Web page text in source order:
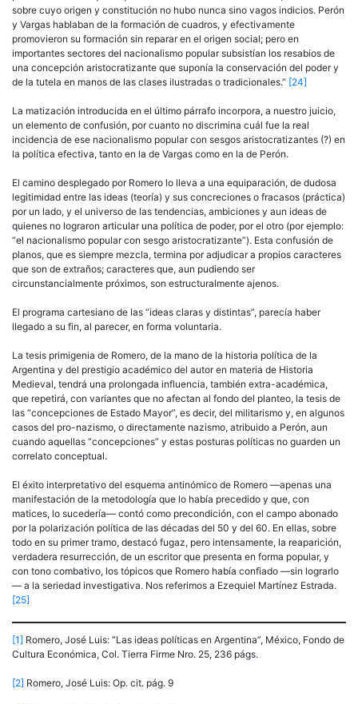
sobre cuyo origen y constitución no hubo nunca sino vagos indicios. Perón
y Vargas hablaban de la formación de cuadros, y efectivamente
promovieron su formación sin reparar en el origen social; pero en
importantes sectores del nacionalismo popular subsistían los resabios de
una concepción aristocratizante que suponía la conservación del poder y
de la tutela en manos de las clases ilustradas o tradicionales.” [24]
La matización introducida en el último párrafo incorpora, a nuestro juicio,
un elemento de confusión, por cuanto no discrimina cuál fue la real
incidencia de ese nacionalismo popular con sesgos aristocratizantes (?) en
la política efectiva, tanto en la de Vargas como en la de Perón.
El camino desplegado por Romero lo lleva a una equiparación, de dudosa
legitimidad entre las ideas (teoría) y sus concreciones o fracasos (práctica)
por un lado, y el universo de las tendencias, ambiciones y aun ideas de
quienes no lograron articular una política de poder, por el otro (por ejemplo:
“el nacionalismo popular con sesgo aristocratizante”). Esta confusión de
planos, que es siempre mezcla, termina por adjudicar a propios caracteres
que son de extraños; caracteres que, aun pudiendo ser
circunstancialmente próximos, son estructuralmente ajenos.
El programa cartesiano de las “ideas claras y distintas”, parecía haber
llegado a su fin, al parecer, en forma voluntaria.
La tesis primigenia de Romero, de la mano de la historia política de la
Argentina y del prestigio académico del autor en materia de Historia
Medieval, tendrá una prolongada influencia, también extra-académica,
que repetirá, con variantes que no afectan al fondo del planteo, la tesis de
las “concepciones de Estado Mayor”, es decir, del militarismo y, en algunos
casos del pro-nazismo, o directamente nazismo, atribuido a Perón, aun
cuando aquellas “concepciones” y estas posturas políticas no guarden un
correlato conceptual.
El éxito interpretativo del esquema antinómico de Romero —apenas una
manifestación de la metodología que lo había precedido y que, con
matices, lo sucedería— contó como precondición, con el campo abonado
por la polarización política de las décadas del 50 y del 60. En ellas, sobre
todo en su primer tramo, destacó fugaz, pero intensamente, la reaparición,
verdadera resurrección, de un escritor que presenta en forma popular, y
con tono combativo, los tópicos que Romero había confiado —sin lograrlo
— a la seriedad investigativa. Nos referimos a Ezequiel Martínez Estrada.
[25]
[1] Romero, José Luis: “Las ideas políticas en Argentina”, México, Fondo de
Cultura Económica, Col. Tierra Firme Nro. 25, 236 págs.
[2] Romero, José Luis: Op. cit. pág. 9